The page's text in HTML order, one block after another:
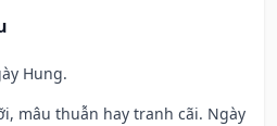
Hung.
mâu thuẫn hay tranh cãi. Ngày